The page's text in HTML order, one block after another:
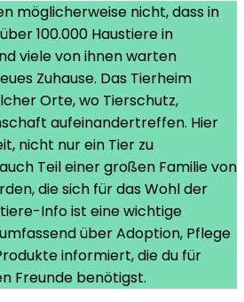
Infos
zum
Tierheim
Chemnitz​
möglicherweise nicht, dass in
100.000 Haustiere in
viele von ihnen warten
Zuhause. Das Tierheim
Orte, wo Tierschutz,
aufeinandertreffen. Hier
nicht nur ein Tier zu
Teil einer großen Familie von
die sich für das Wohl der
Info ist eine wichtige
über Adoption, Pflege
informiert, die du für
Freunde benötigst.